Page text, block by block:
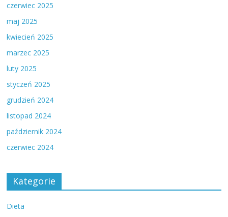
czerwiec 2025
maj 2025
kwiecień 2025
marzec 2025
luty 2025
styczeń 2025
grudzień 2024
listopad 2024
październik 2024
czerwiec 2024
Kategorie
Dieta